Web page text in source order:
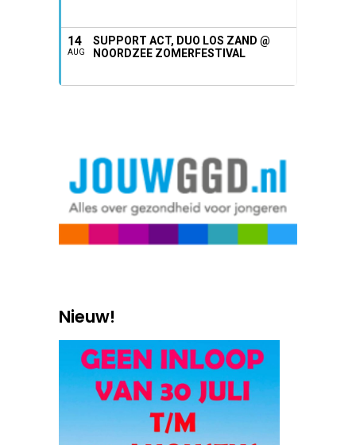
14
AUG
SUPPORT ACT, DUO LOS ZAND @
NOORDZEE ZOMERFESTIVAL
Nieuw!